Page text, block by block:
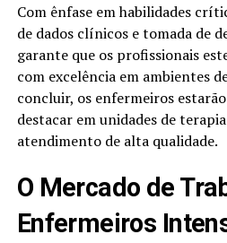
Com ênfase em habilidades
de dados clínicos e tomada de
garante que os profissionais
com excelência em ambientes
concluir, os enfermeiros
destacar em unidades de
atendimento de alta qualidade.
O Mercado de
Enfermeiros